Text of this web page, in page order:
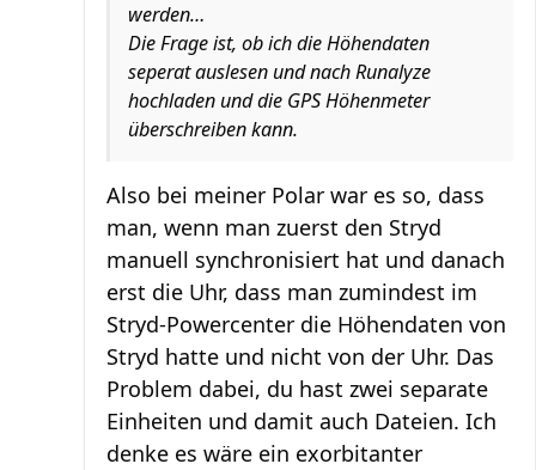
werden…
Die Frage ist, ob ich die Höhendaten
seperat auslesen und nach Runalyze
hochladen und die GPS Höhenmeter
überschreiben kann.
Also bei meiner Polar war es so, dass
man, wenn man zuerst den Stryd
manuell synchronisiert hat und danach
erst die Uhr, dass man zumindest im
Stryd-Powercenter die Höhendaten von
Stryd hatte und nicht von der Uhr. Das
Problem dabei, du hast zwei separate
Einheiten und damit auch Dateien. Ich
denke es wäre ein exorbitanter